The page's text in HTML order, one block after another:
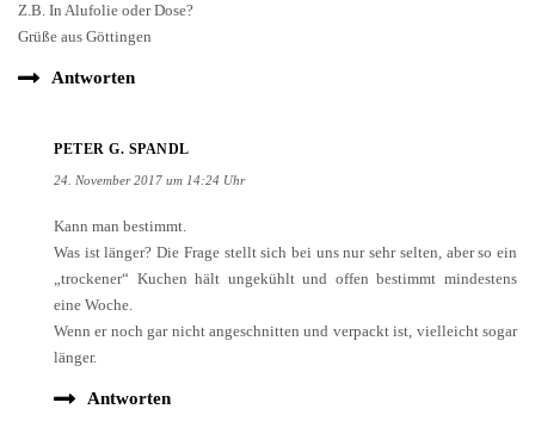
Z.B. In Alufolie oder Dose?
Grüße aus Göttingen
Antworten
PETER G. SPANDL
24. November 2017 um 14:24 Uhr
Kann man bestimmt.
Was ist länger? Die Frage stellt sich bei uns nur sehr selten, aber so ein
„trockener“ Kuchen hält ungekühlt und offen bestimmt mindestens
eine Woche.
Wenn er noch gar nicht angeschnitten und verpackt ist, vielleicht sogar
länger.
Antworten